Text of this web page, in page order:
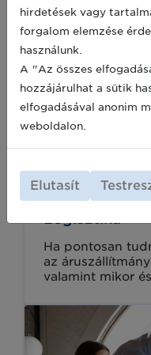
Ha pontosan
az
valamint mikor
hirdetések vagy
forgalom elemzése
használunk.
A "Az összes
hozzájárulhat a sütik
elfogadásával anonim
weboldalon.
Elutasít